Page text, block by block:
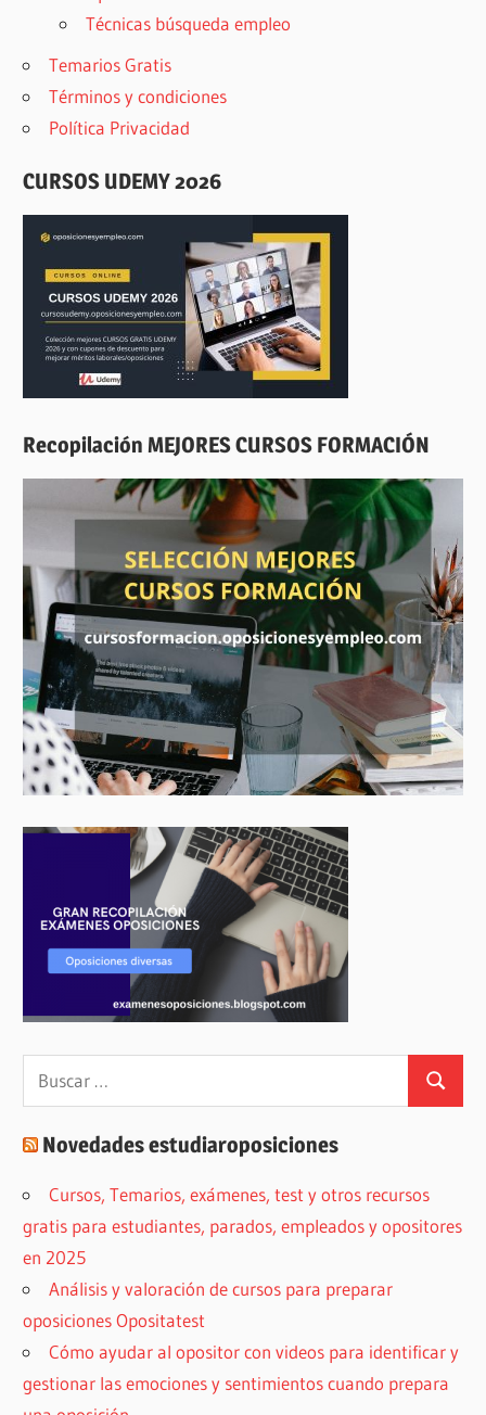
Técnicas búsqueda empleo
Temarios Gratis
Términos y condiciones
Política Privacidad
CURSOS UDEMY 2026
Recopilación MEJORES CURSOS FORMACIÓN
Buscar:
Buscar
Novedades estudiaroposiciones
Cursos, Temarios, exámenes, test y otros recursos
gratis para estudiantes, parados, empleados y opositores
en 2025
Análisis y valoración de cursos para preparar
oposiciones Opositatest
Cómo ayudar al opositor con videos para identificar y
gestionar las emociones y sentimientos cuando prepara